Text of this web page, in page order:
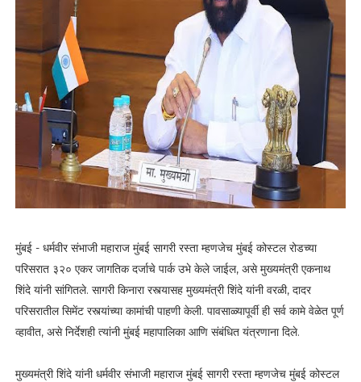
मुंबई - धर्मवीर संभाजी महाराज मुंबई सागरी रस्ता म्हणजेच मुंबई कोस्टल रोडच्या
परिसरात ३२० एकर जागतिक दर्जाचे पार्क उभे केले जाईल, असे मुख्यमंत्री एकनाथ
शिंदे यांनी सांगितले. सागरी किनारा रस्त्यासह मुख्यमंत्री शिंदे यांनी वरळी, दादर
परिसरातील सिमेंट रस्त्यांच्या कामांची पाहणी केली. पावसाळ्यापूर्वी ही सर्व कामे वेळेत पूर्ण
व्हावीत, असे निर्देशही त्यांनी मुंबई महापालिका आणि संबंधित यंत्रणाना दिले.
मुख्यमंत्री शिंदे यांनी धर्मवीर संभाजी महाराज मुंबई सागरी रस्ता म्हणजेच मुंबई कोस्टल